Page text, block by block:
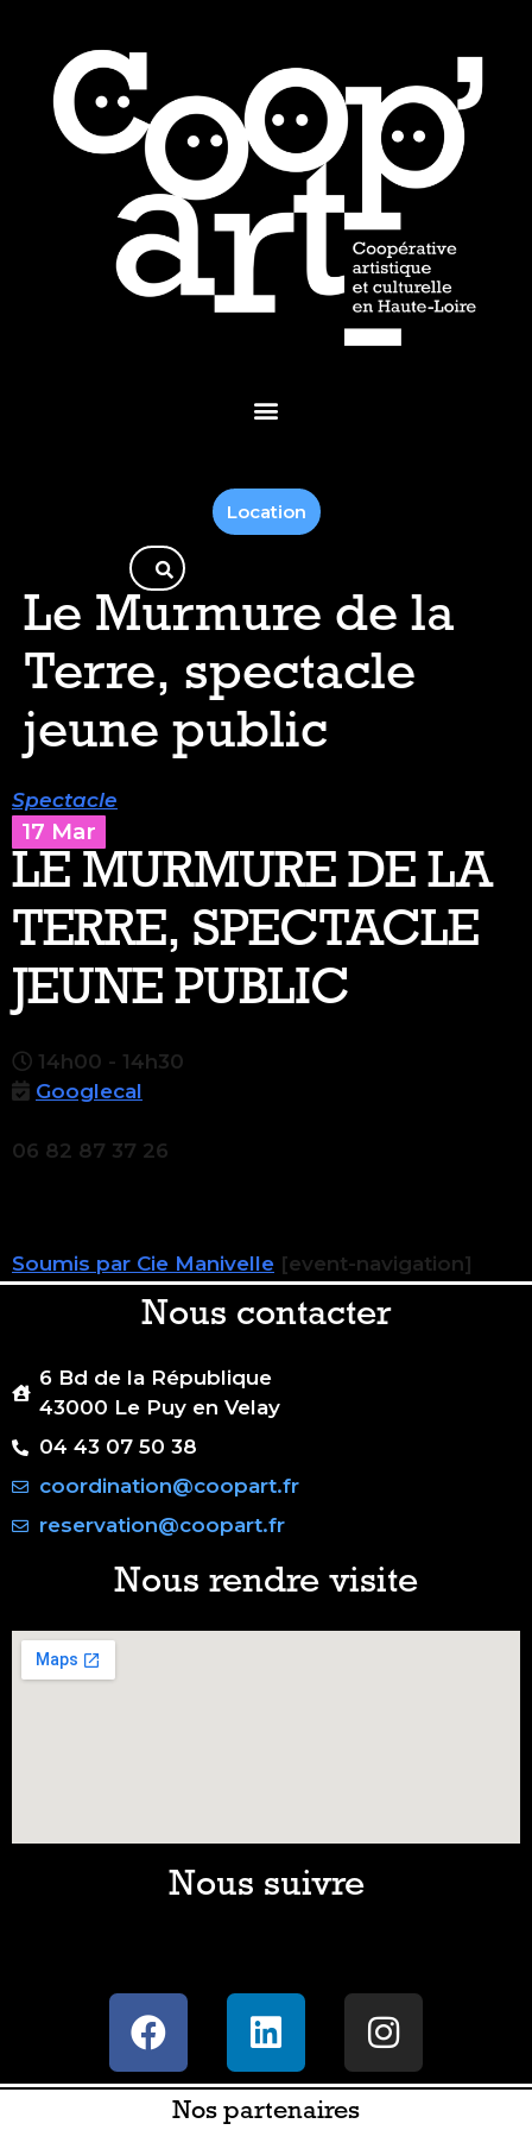
Location
Le Murmure de la
Terre, spectacle
jeune public
Spectacle
17 Mar
LE MURMURE DE LA
TERRE, SPECTACLE
JEUNE PUBLIC
14h00 - 14h30
Googlecal
06 82 87 37 26
Soumis par Cie Manivelle [event-navigation]
Nous contacter
6 Bd de la République
43000 Le Puy en Velay
04 43 07 50 38
coordination@coopart.fr
reservation@coopart.fr
Nous rendre visite
Nous suivre
Nos partenaires